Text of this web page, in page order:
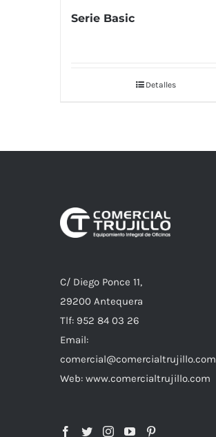
Serie Basic
Detalles
C/ Diego Ponce 11,
29200 Antequera
Tlf: 952 84 03 26
Email:
comercial@comercialtrujillo.com
Web: www.comercialtrujillo.com